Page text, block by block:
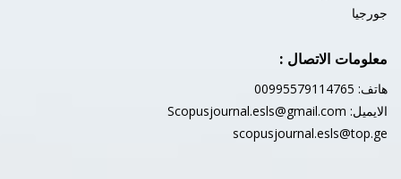
جورجيا
معلومات الاتصال :
هاتف: 00995579114765
الايميل: Scopusjournal.esls@gmail.com
scopusjournal.esls@top.ge